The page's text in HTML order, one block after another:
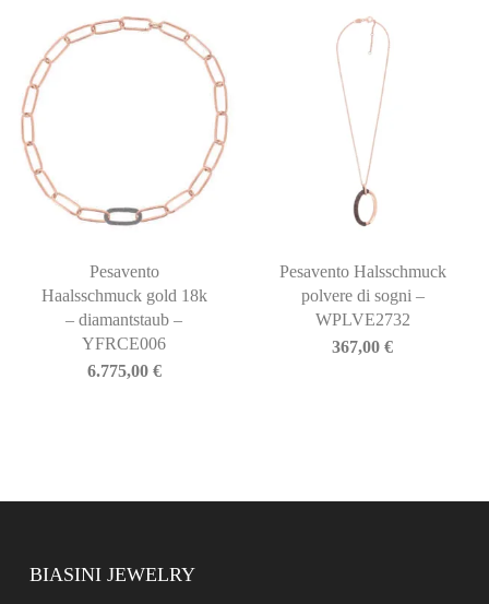
Pesavento
Haalsschmuck gold 18k
– diamantstaub –
YFRCE006
6.775,00 €
Pesavento Halsschmuck
polvere di sogni –
WPLVE2732
367,00€
BIASINI JEWELRY